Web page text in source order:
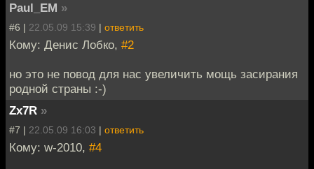
Paul_EM »
#6 | 22.05.09 15:39 | ответить
Кому: Денис Лобко, #2
но это не повод для нас увеличить мощь засирания
родной страны :-)
Zx7R »
#7 | 22.05.09 16:03 | ответить
Кому: w-2010, #4